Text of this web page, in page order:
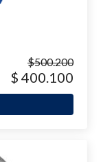
$500.200
$ 400.100